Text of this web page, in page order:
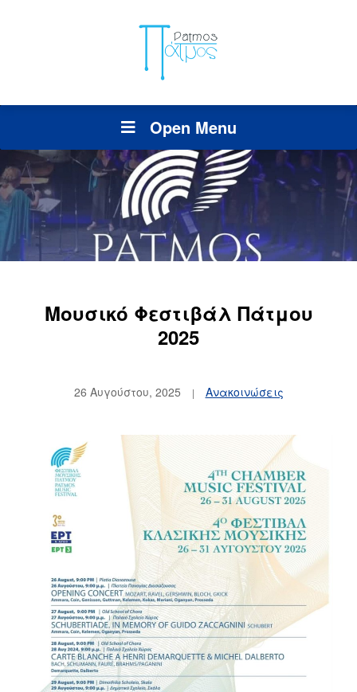
Open Menu
Μουσικό Φεστιβάλ Πάτμου
2025
26 Αυγούστου, 2025 Ανακοινώσεις